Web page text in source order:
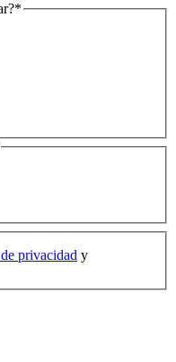
*
privacidad y